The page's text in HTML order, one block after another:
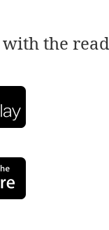
with the